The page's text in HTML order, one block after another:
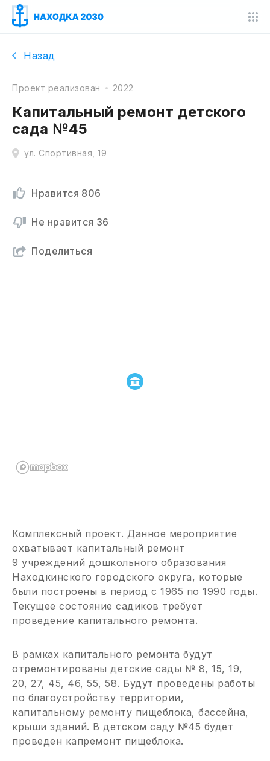
Назад
Проект реализован 2022
Капитальный ремонт детского
сада №45
ул. Спортивная, 19
Нравится 806
Не нравится 36
Поделиться
Комплексный проект. Данное мероприятие
охватывает капитальный ремонт
9 учреждений дошкольного образования
Находкинского городского округа, которые
были построены в период с 1965 по 1990 годы.
Текущее состояние садиков требует
проведение капитального ремонта.
В рамках капитального ремонта будут
отремонтированы детские сады № 8, 15, 19,
20, 27, 45, 46, 55, 58. Будут проведены работы
по благоустройству территории,
капитальному ремонту пищеблока, бассейна,
крыши зданий. В детском саду №45 будет
проведен капремонт пищеблока.